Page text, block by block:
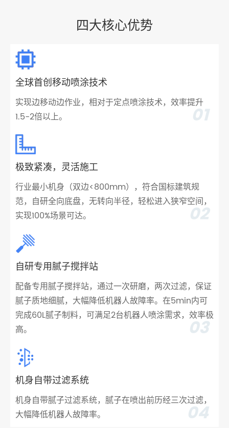
四大核心优势
全球首创移动喷涂技术
实现边移动边作业，相对于定点喷涂技术，效率提升
1.5-2倍以上。
01
极致紧凑，灵活施工
行业最小机身（双边<800mm），符合国标建筑规
范，自研全向底盘，无转向半径，轻松进入狭窄空间，
实现100%场景可达。
02
自研专用腻子搅拌站
配备专用腻子搅拌站，通过一次研磨，两次过滤，保证
腻子质地细腻，大幅降低机器人故障率。在5min内可
完成60L腻子制料，可满足2台机器人喷涂需求，效率极
高。
03
机身自带过滤系统
机身自带腻子过滤系统，腻子在喷出前历经三次过滤，
大幅降低机器人故障率。
04